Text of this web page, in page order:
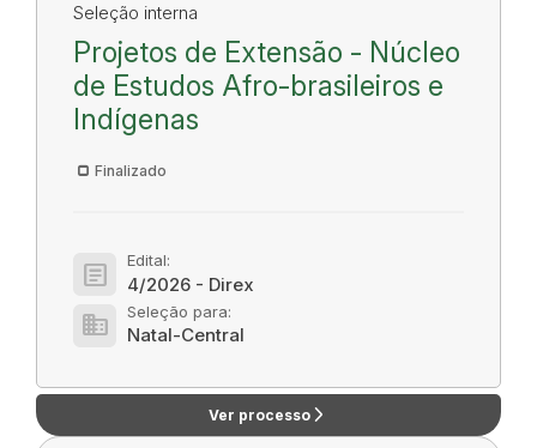
Seleção interna
Projetos de Extensão - Núcleo
de Estudos Afro-brasileiros e
Indígenas
Finalizado
article Edital:
4/2026 - Direx
domain Seleção para:
Natal-Central
Ver processo arrow_forward_ios